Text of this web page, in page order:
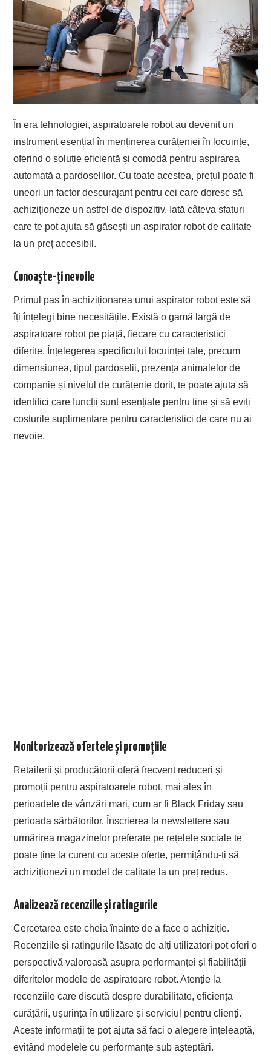
În era tehnologiei, aspiratoarele robot au devenit un
instrument esențial în menținerea curățeniei în locuințe,
oferind o soluție eficientă și comodă pentru aspirarea
automată a pardoselilor. Cu toate acestea, prețul poate fi
uneori un factor descurajant pentru cei care doresc să
achiziționeze un astfel de dispozitiv. Iată câteva sfaturi
care te pot ajuta să găsești un aspirator robot de calitate
la un preț accesibil.
Cunoaște-ți nevoile
Primul pas în achiziționarea unui aspirator robot este să
îți înțelegi bine necesitățile. Există o gamă largă de
aspiratoare robot pe piață, fiecare cu caracteristici
diferite. Înțelegerea specificului locuinței tale, precum
dimensiunea, tipul pardoselii, prezența animalelor de
companie și nivelul de curățenie dorit, te poate ajuta să
identifici care funcții sunt esențiale pentru tine și să eviți
costurile suplimentare pentru caracteristici de care nu ai
nevoie.
Monitorizează ofertele și promoțiile
Retailerii și producătorii oferă frecvent reduceri și
promoții pentru aspiratoarele robot, mai ales în
perioadele de vânzări mari, cum ar fi Black Friday sau
perioada sărbătorilor. Înscrierea la newslettere sau
urmărirea magazinelor preferate pe rețelele sociale te
poate ține la curent cu aceste oferte, permițându-ți să
achiziționezi un model de calitate la un preț redus.
Analizează recenziile și ratingurile
Cercetarea este cheia înainte de a face o achiziție.
Recenziile și ratingurile lăsate de alți utilizatori pot oferi o
perspectivă valoroasă asupra performanței și fiabilității
diferitelor modele de aspiratoare robot. Atenție la
recenziile care discută despre durabilitate, eficiența
curățării, ușurința în utilizare și serviciul pentru clienți.
Aceste informații te pot ajuta să faci o alegere înțeleaptă,
evitând modelele cu performanțe sub așteptări.